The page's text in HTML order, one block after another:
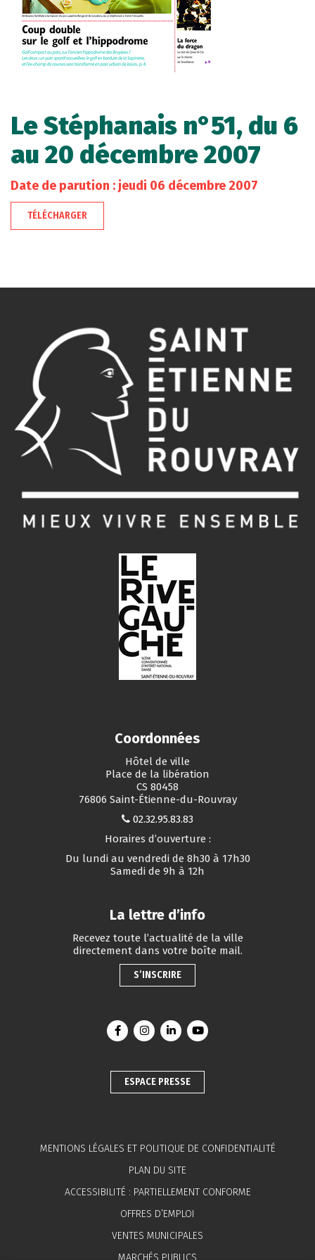
Le Stéphanais n°51, du 6
au 20 décembre 2007
Date de parution : jeudi 06 décembre 2007
TÉLÉCHARGER
Coordonnées
Hôtel de ville
Place de la libération
CS 80458
76806 Saint-Étienne-du-Rouvray
02.32.95.83.83
Horaires d’ouverture :
Du lundi au vendredi de 8h30 à 17h30
Samedi de 9h à 12h
La lettre d’info
Recevez toute l’actualité de la ville
directement dans votre boîte mail.
S’INSCRIRE
Lien vers le compte Facebook
Lien vers le compte Instagram
Lien vers le compte Linkedin
Lien vers la chaîne
ESPACE PRESSE
MENTIONS LÉGALES ET POLITIQUE DE CONFIDENTIALITÉ
PLAN DU SITE
ACCESSIBILITÉ : PARTIELLEMENT CONFORME
OFFRES D’EMPLOI
VENTES MUNICIPALES
MARCHÉS PUBLICS